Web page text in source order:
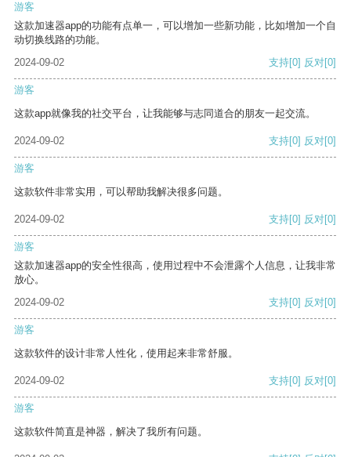
游客
这款加速器app的功能有点单一，可以增加一些新功能，比如增加一个自
动切换线路的功能。
2024-09-02
支持[0] 反对[0]
游客
这款app就像我的社交平台，让我能够与志同道合的朋友一起交流。
2024-09-02 支持[0] 反对[0]
游客
这款软件非常实用，可以帮助我解决很多问题。
2024-09-02 支持[0] 反对[0]
游客
这款加速器app的安全性很高，使用过程中不会泄露个人信息，让我非常
放心。
2024-09-02
支持[0] 反对[0]
游客
这款软件的设计非常人性化，使用起来非常舒服。
2024-09-02 支持[0] 反对[0]
游客
这款软件简直是神器，解决了我所有问题。